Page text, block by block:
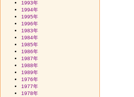
1993年
1994年
1995年
1996年
1983年
1984年
1985年
1986年
1987年
1988年
1989年
1976年
1977年
1978年